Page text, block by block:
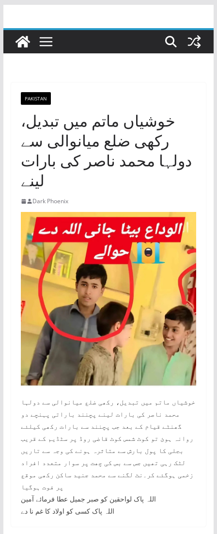
content
PAKISTAN
خوشیاں ماتم میں تبدیل،
رکھی ضلع میانوالی سے
دولہا محمد ناصر کی بارات
لینے
Dark Phoenix
محمد ناصر کی بارات لینے پچنند باراتی پہنچے دو
گھنٹے قیام کے بعد جب پچنند سے بارات رکھی کیلئے
روانہ ہوئ تو کوٹ شمس کوٹ قاضی روڈ پر سٹڈیم کے قریب
بجلی کا پول بارش سے متاثرہ ہونے کی وجہ سے تاریں
لٹک رہی تھیں جس سے بس کی چھت پر سوار متعدد افراد
زخمی ہوگئے کر۔نٹ لگنے سے محمد جنید ساکن رکھی موقع
پر فوت ہوگیا
‎اللہ پاک لواحقین کو صبر جمیل عطا فرمائے آمین
‎اللہ پاک کسی کو اولاد کا غم نا دے